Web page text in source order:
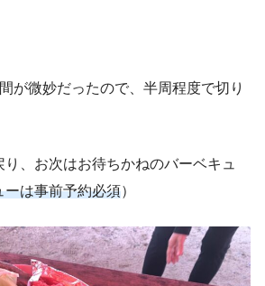
が微妙だったので、半周程度で切り
、お次はお待ちかねのバーベキュ
ーは事前予約必須）